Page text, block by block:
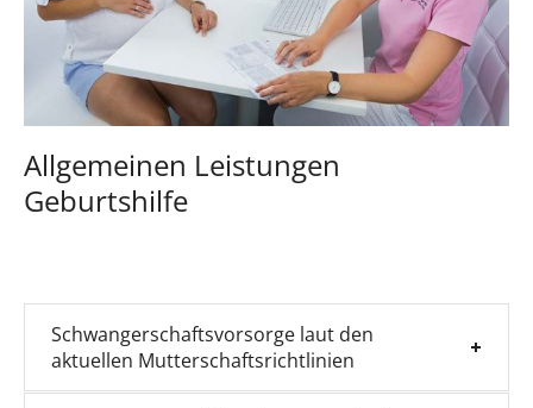
Allgemeinen Leistungen
Geburtshilfe
Schwangerschaftsvorsorge laut den
aktuellen Mutterschaftsrichtlinien